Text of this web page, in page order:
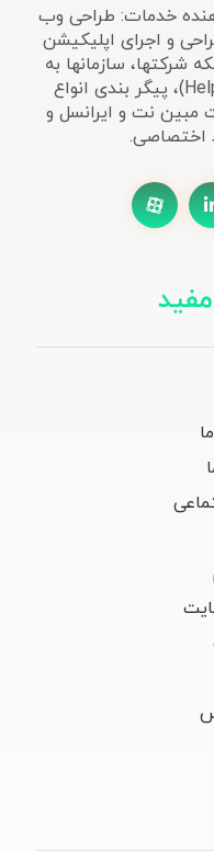
خدمات: طراحی وب
و اجرای اپلیکیشن
شرکتها، سازمانها به
صورت قراردادی و موردی(Helpdesk)، پیگر بندی انواع
مبین نت و ایرانسل و
اختصاصی.